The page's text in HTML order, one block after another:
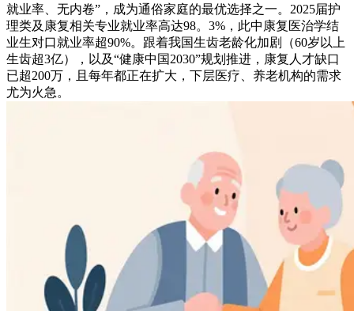
就业率、无内卷”，成为通俗家庭的最优选择之一。2025届护
理类及康复相关专业就业率高达98。3%，此中康复医治学结
业生对口就业率超90%。跟着我国生齿老龄化加剧（60岁以上
生齿超3亿），以及“健康中国2030”规划推进，康复人才缺口
已超200万，且每年都正在扩大，下层医疗、养老机构的需求
尤为火急。